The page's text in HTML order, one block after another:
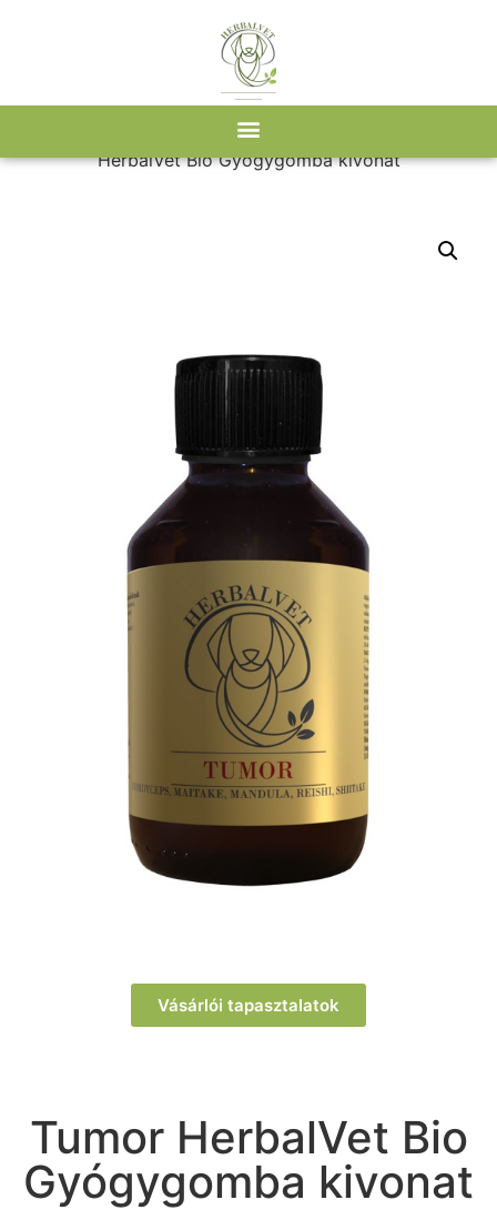
/Gyógygombák
HerbalVet Bio Gyógygomba kivonat
Vásárlói tapasztalatok
Tumor HerbalVet Bio
Gyógygomba kivonat